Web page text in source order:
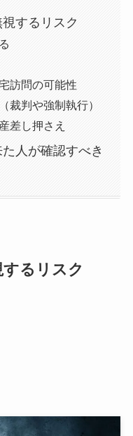
するリスク
訪問の可能性
裁判や強制執行）
差し押さえ
人が確認すべき
るリスク